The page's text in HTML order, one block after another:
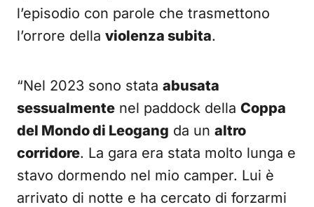
l’episodio con parole che trasmettono
l’orrore della violenza subita.
“Nel 2023 sono stata abusata
sessualmente nel paddock della Coppa
del Mondo di Leogang da un altro
corridore. La gara era stata molto lunga e
stavo dormendo nel mio camper. Lui è
arrivato di notte e ha cercato di forzarmi